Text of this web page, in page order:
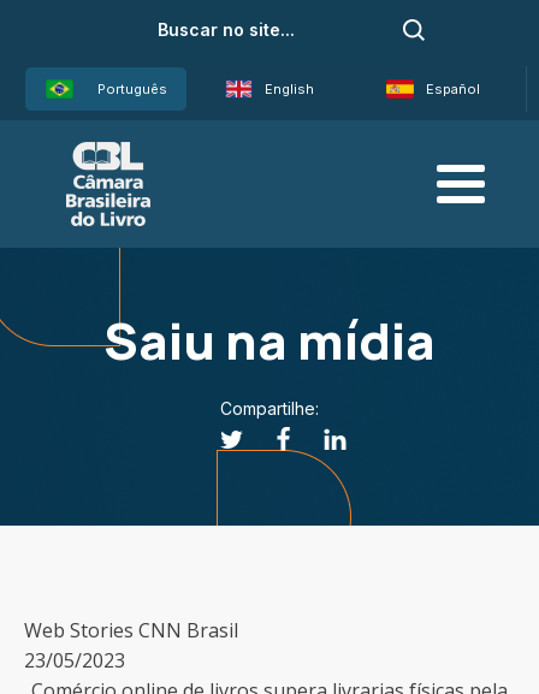
Português English Español
Saiu na mídia
Compartilhe:
Web Stories CNN Brasil
23/05/2023